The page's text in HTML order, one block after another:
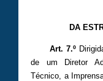
DA
Art. 7.º
de um Diretor
Técnico, a